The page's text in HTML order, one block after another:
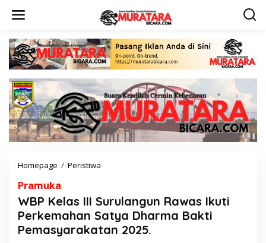
Homepage / Peristiwa
K
e
l
a
Pramuka
WBP Kelas III Surulangun Rawas Ikuti
Perkemahan Satya Dharma Bakti
Pemasyarakatan 2025.